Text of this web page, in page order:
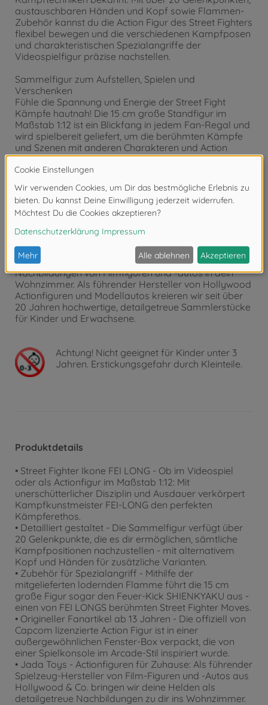
austauschbaren Händen und Kopf sowie Flammen-
Zubehör kannst du die Action Figur des Street Fighters
flexibel bewegen und die verschiedenen Kampfposen
und charakteristischen Spezialangriffe der
Videospielfigur präzise nachstellen.
Sammelfigur zum Aufstellen, Spielen und
Verschenken
Fühle die Spannung und Energie der Street Fight
Kämpfe hautnah! Die 15 cm große Standfigur im
Maßstab 1:12 ist ein Blickfang in jedem Fan-Regal und
wird spielbereit geliefert, um die berühmten Kämpfe
und Szenen mit anderen Charakteren und Action
Figuren der Videospiel-Reihe wie Ryu, Ken oder Chun-
Li realistisch nachzuspielen. Verpackt ist der
Fanartikel in einer hochwertigen Fenster-Box im
Arcade-Stil mit Details der Spieleserie.
Jada Toys – Hollywoods Helden als Spielzeuge und
Sammlerstücke
Batman, Fast & Furious, Harry Potter, Marvel,
Minecraft oder Transformers: Mit Jada Toys holst du
dir bekannte Hollywood-Größen als detailgetreue
Nachbildungen von Filmfiguren und -autos in dein
Wohnzimmer. Als führender Hersteller von Hollywood
Actionfiguren und Modellautos kreieren wir seit über
20 Jahren hochwertige, detailgetreue Sammlerstücke
für Kinder und Erwachsene.
Achtung! Nicht geeignet für Kinder unter 3
Jahren. Erstickungsgefahr durch Kleinteile.
Produktdetails
• Street Fighter Ikone FEI LONG - Ob im Videospiel
oder als Actionfigur im Maßstab 1:12: Mit
unerschütterlicher Disziplin und Ausdauer verkörpert
Kampfkunstmeister FEI-LONG den perfekten
Kämpferethos.
• Detailliert gestaltet - Die Sammelfigur verfügt über
20 Gelenkpunkte, die es dir ermöglichen, sämtliche
Kampfpositionen nachzustellen - mit alternativem
Kopf und Händen für zusätzliche Varianten.
• Zubehör für Spezialangriff - Mithilfe der
mitgelieferten lodernden Flamme führt die 15 cm
große Figur sogar den Feuer-Kick SHIENKYAKU aus -
einen von FEI LONGS berühmten Street Fighter Moves.
• Origineller Fanartikel ab 13 Jahren - Die offiziell von
Capcom lizenzierte Action Figur ist in einer
außergewöhnlichen Fenster-Box verpackt, die von
einer Spielkonsole im Arcade-Stil inspiriert wurde.
• Jada Toys - Actionfiguren für Zuhause: Als führender
Spielzeug-Hersteller von Film-Figuren und -Autos aus
Hollywood & Co. bringen wir deine Helden als
detailgetreue Nachbildungen zu dir ins Wohnzimmer.